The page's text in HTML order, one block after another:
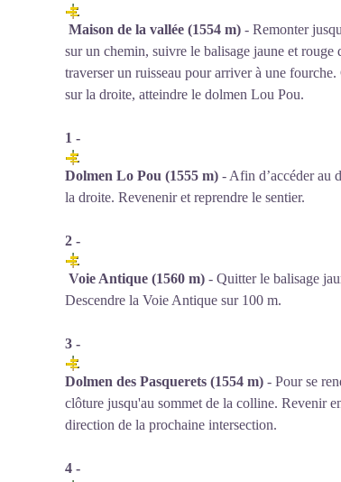
Maison de la vallée (1554 m) - Remonter
sur un chemin, suivre le balisage jaune et
traverser un ruisseau pour arriver à une
sur la droite, atteindre le dolmen Lou Pou.
1 -
Dolmen Lo Pou (1555 m) - Afin d’accéder au
la droite. Revenenir et reprendre le sentier.
2 -
Voie Antique (1560 m) - Quitter le balisage
Descendre la Voie Antique sur 100 m.
3 -
Dolmen des Pasquerets (1554 m) - Pour se
clôture jusqu'au sommet de la colline. Revenir
direction de la prochaine intersection.
4 -